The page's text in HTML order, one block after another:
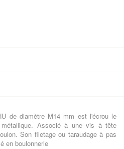
de diamètre M14 mm est l'écrou le
Associé à une vis à tête
Son filetage ou taraudage à pas
en boulonnerie